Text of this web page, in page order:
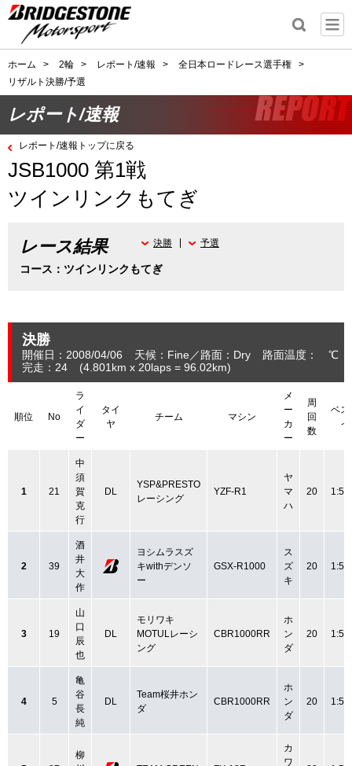
ホーム > 2輪 > レポート/速報 > 全日本ロードレース選手権
>
リザルト決勝/予選
レポート/速報
レポート/速報トップに戻る
JSB1000 第1戦
ツインリンクもてぎ
レース結果
コース：ツインリンクもてぎ
決勝 予選
決勝
開催日：2008/04/06 天候：Fine 路面：Dry
路面温度： ℃
完走：24
(4.801 km x 20laps = 96.02km)
順位 No
ラ
イ
ダ
ー
タイ
ヤ
チーム マシン
メ
ー
カ
ー
周
回
数
ベス
イ
1 21
中
須
賀
克
行
DL
YSP&PRESTO
レーシング
YZF-R1
ヤ
マ
ハ
20
2 39
酒
井
大
作
ヨシムラスズ
キwithデンソ
ー
GSX-R1000
ス
ズ
キ
20
3 19
山
口
辰
也
DL
モリワキ
MOTULレーシ
ング
CBR1000RR
ホ
ン
ダ
20
4 5
亀
谷
長
純
DL
Team桜井ホン
ダ
CBR1000RR
ホ
ン
ダ
20
柳
カ
ワ